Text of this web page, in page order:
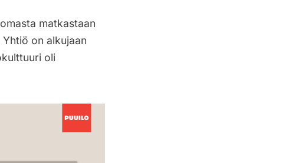
matkastaan
on alkujaan
oli